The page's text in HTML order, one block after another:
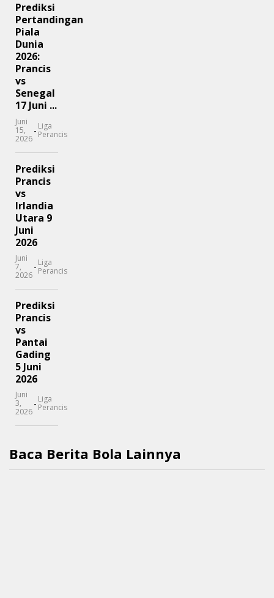
Prediksi
Pertandingan
Piala
Dunia
2026:
Prancis
vs
Senegal
17 Juni ...
Juni
15,
2026
- Liga
Perancis
Prediksi
Prancis
vs
Irlandia
Utara 9
Juni
2026
Juni
7,
2026
- Liga
Perancis
Prediksi
Prancis
vs
Pantai
Gading
5 Juni
2026
Juni
3,
2026
- Liga
Perancis
Baca Berita Bola Lainnya